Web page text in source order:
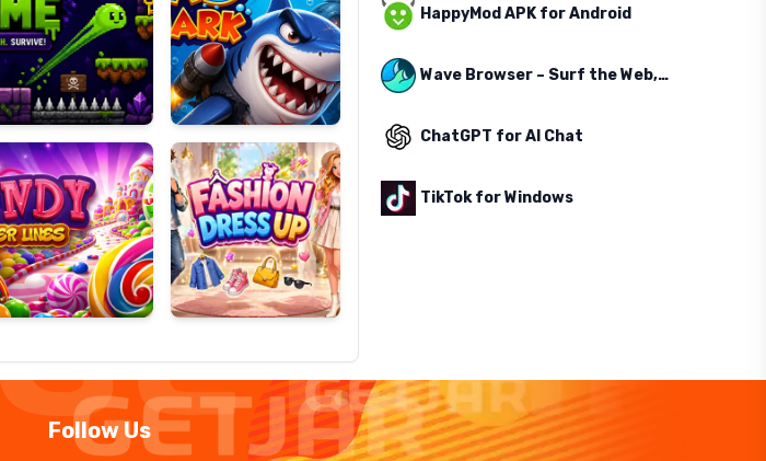
Candy
Super
Lines
Fashion
Dress
Up
HappyMod APK for Android
Wave Browser – Surf the Web, Save the Ocean
ChatGPT for AI Chat
TikTok for Windows
Follow Us